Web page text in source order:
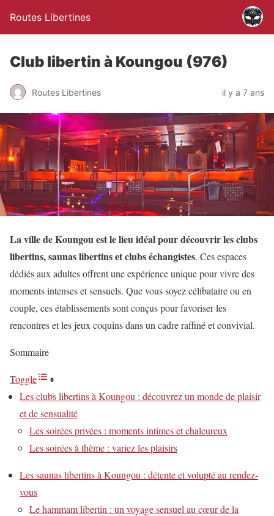
Routes Libertines
Club libertin à Koungou (976)
Routes Libertines il y a 7 ans
La ville de Koungou est le lieu idéal pour découvrir les clubs
libertins, saunas libertins et clubs échangistes. Ces espaces
dédiés aux adultes offrent une expérience unique pour vivre des
moments intenses et sensuels. Que vous soyez célibataire ou en
couple, ces établissements sont conçus pour favoriser les
rencontres et les jeux coquins dans un cadre raffiné et convivial.
Sommaire
Toggle
Les clubs libertins à Koungou : découvrez un monde de plaisir
et de sensualité
Les soirées privées : moments intimes et chaleureux
Les soirées à thème : variez les plaisirs
Les saunas libertins à Koungou : détente et volupté au rendez-
vous
Le hammam libertin : un voyage sensuel au cœur de la